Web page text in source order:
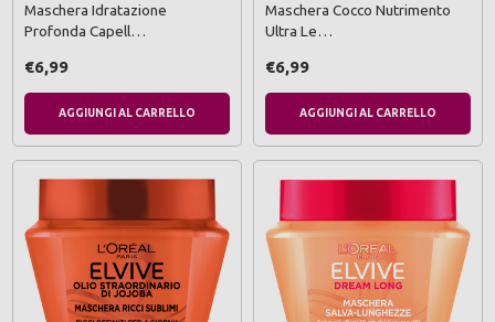
Maschera Idratazione
Profonda Capell…
€6,99
AGGIUNGI AL CARRELLO
Maschera Cocco Nutrimento
Ultra Le…
€6,99
AGGIUNGI AL CARRELLO